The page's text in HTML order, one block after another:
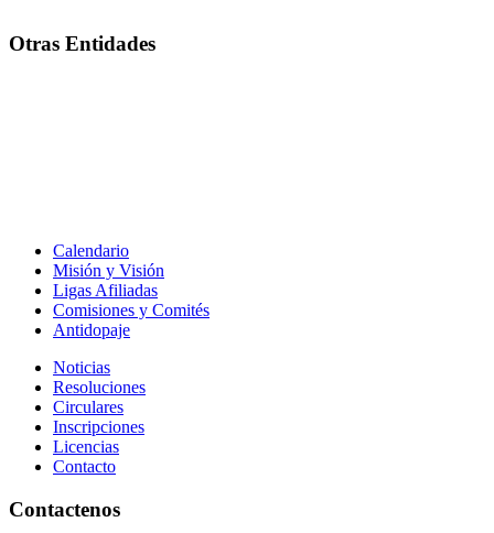
Otras Entidades
Calendario
Misión y Visión
Ligas Afiliadas
Comisiones y Comités
Antidopaje
Noticias
Resoluciones
Circulares
Inscripciones
Licencias
Contacto
Contactenos